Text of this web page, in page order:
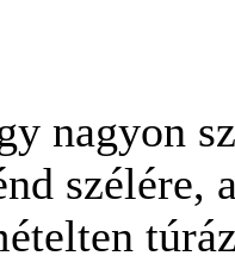
nagyon
szélére,